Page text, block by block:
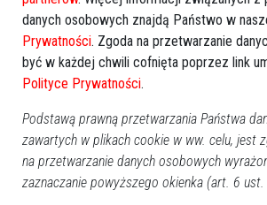
Sport
Balujemy
Region
Polska
Kościół i społeczeństwo
TV Ostrołęka
Kalendarz imprez
danych osobowych znajdą Państwo w
Prywatności. Zgoda na przetwarzanie
być w każdej chwili cofnięta poprzez link
Polityce Prywatności.
Podstawą prawną przetwarzania Państwa
zawartych w plikach cookie w ww. celu, jest
na przetwarzanie danych osobowych
zaznaczanie powyższego okienka (art. 6